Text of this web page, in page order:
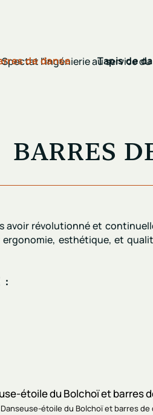
de danse Tapis de
BARRES
avoir révolutionné et
ergonomie, esthétique, et
:
Danseuse-étoile du Bolchoï et barres